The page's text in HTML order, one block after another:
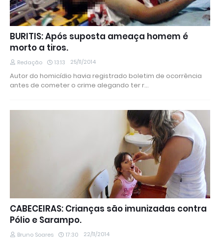
BURITIS: Após suposta ameaça homem é
morto a tiros.
Redação 13:13 25/11/2014
Autor do homicídio havia registrado boletim de ocorrência
antes de cometer o crime alegando ter r…
CABECEIRAS: Crianças são imunizadas contra
Pólio e Sarampo.
Bruno Soares 17:30 22/11/2014